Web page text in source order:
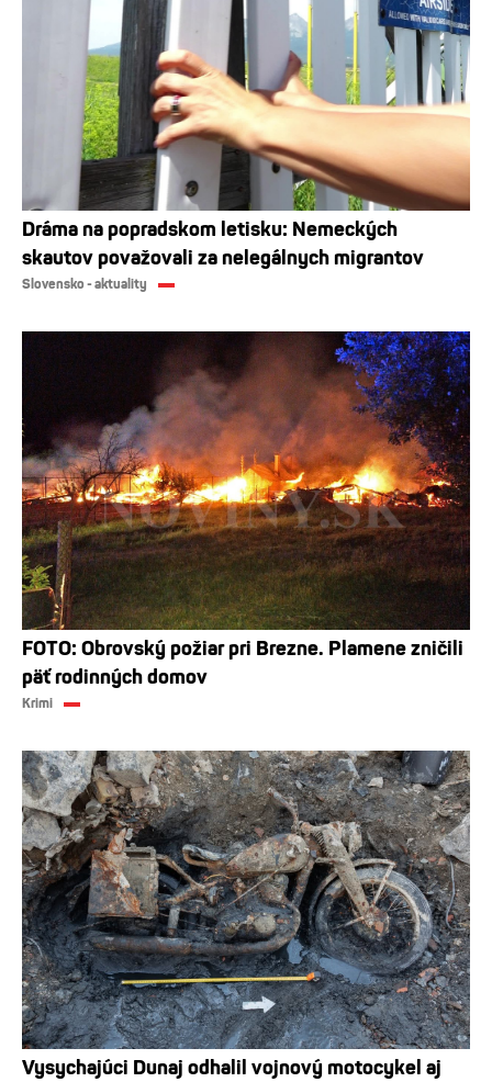
Dráma na popradskom letisku: Nemeckých
skautov považovali za nelegálnych migrantov
Slovensko - aktuality
FOTO: Obrovský požiar pri Brezne. Plamene zničili
päť rodinných domov
Krimi
Vysychajúci Dunaj odhalil vojnový motocykel aj